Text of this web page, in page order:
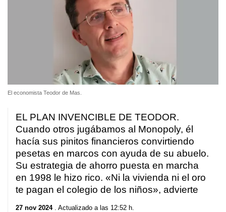
El economista Teodor de Mas.
EL PLAN INVENCIBLE DE TEODOR.
Cuando otros jugábamos al Monopoly, él
hacía sus pinitos financieros convirtiendo
pesetas en marcos con ayuda de su abuelo.
Su estrategia de ahorro puesta en marcha
en 1998 le hizo rico. «Ni la vivienda ni el oro
te pagan el colegio de los niños», advierte
27 nov 2024. Actualizado a las 12:52 h.